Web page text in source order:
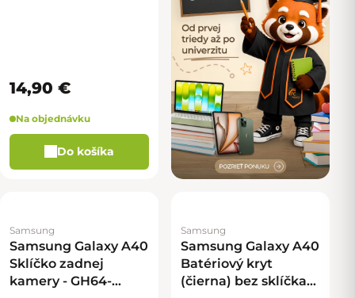
14,90 €
Na objednávku
Do košíka
Samsung
Samsung Galaxy A40
Sklíčko zadnej
kamery - GH64-
Samsung
Samsung Galaxy A40
Batériový kryt
(čierna) bez sklíčka